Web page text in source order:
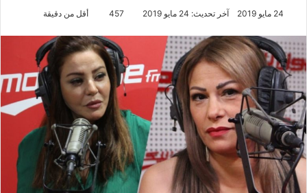
24 مايو 2019 آخر تحديث: 24 مايو 2019 457 أقل من دقيقة